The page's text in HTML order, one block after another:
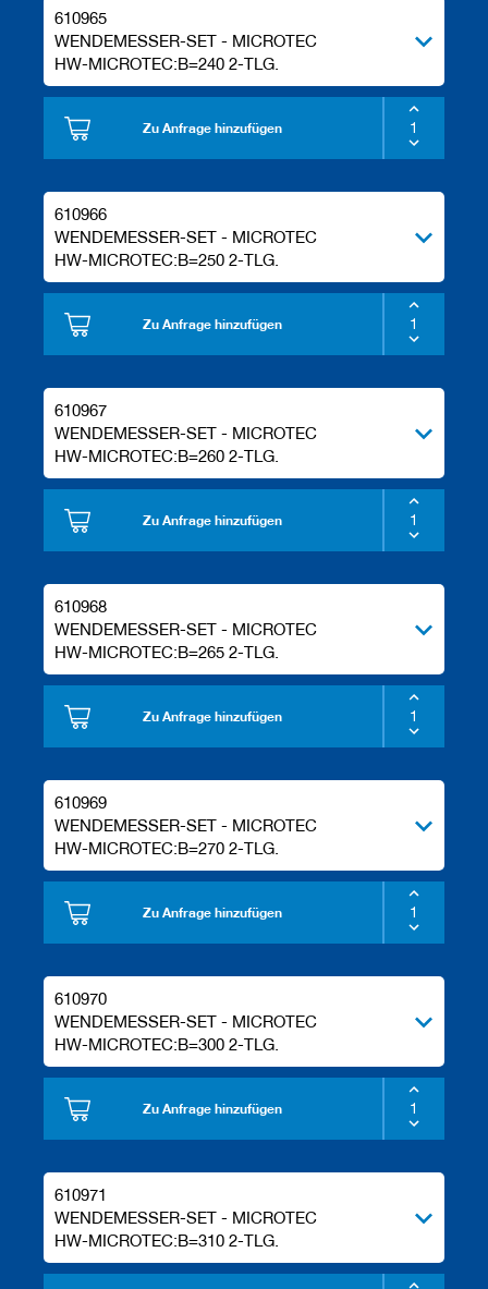
610965
WENDEMESSER-SET - MICROTEC
HW-MICROTEC:B=240 2-TLG.
Zu Anfrage hinzufügen
610966
WENDEMESSER-SET - MICROTEC
HW-MICROTEC:B=250 2-TLG.
Zu Anfrage hinzufügen
610967
WENDEMESSER-SET - MICROTEC
HW-MICROTEC:B=260 2-TLG.
Zu Anfrage hinzufügen
610968
WENDEMESSER-SET - MICROTEC
HW-MICROTEC:B=265 2-TLG.
Zu Anfrage hinzufügen
610969
WENDEMESSER-SET - MICROTEC
HW-MICROTEC:B=270 2-TLG.
Zu Anfrage hinzufügen
610970
WENDEMESSER-SET - MICROTEC
HW-MICROTEC:B=300 2-TLG.
Zu Anfrage hinzufügen
610971
WENDEMESSER-SET - MICROTEC
HW-MICROTEC:B=310 2-TLG.